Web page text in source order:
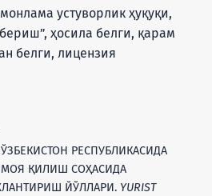
устуворлик ҳуқуқи,
ҳосила белги, қарам
белги, лицензия
ЎЗБЕКИСТОН РЕСПУБЛИКАСИДА
ҚИЛИШ СОҲАСИДА
ЙЎЛЛАРИ. YURIST